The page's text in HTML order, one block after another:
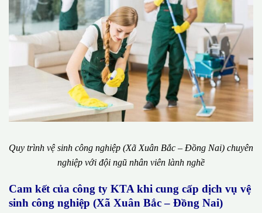
Quy trình vệ sinh công nghiệp (Xã Xuân Bắc – Đồng Nai) chuyên
nghiệp với đội ngũ nhân viên lành nghề
Cam kết của công ty KTA khi cung cấp dịch vụ vệ
sinh công nghiệp (Xã Xuân Bắc – Đồng Nai)